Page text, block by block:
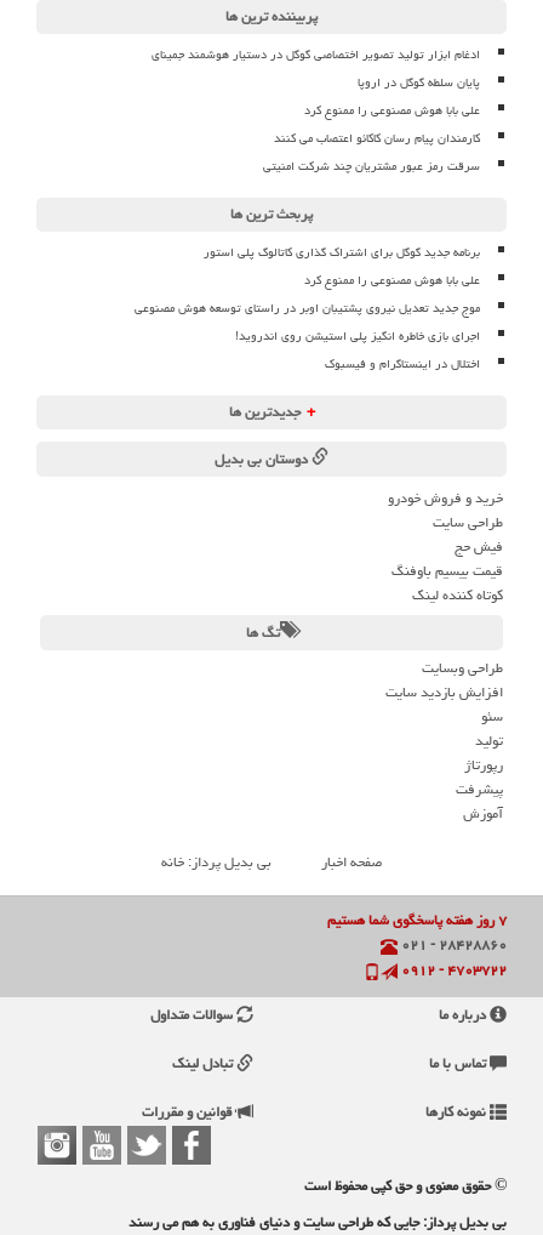
پربیننده ترین ها
ادغام ابزار تولید تصویر اختصاصی گوگل در دستیار هوشمند جمینای
پایان سلطه گوگل در اروپا
علی بابا هوش مصنوعی را ممنوع کرد
کارمندان پیام رسان کاکائو اعتصاب می کنند
سرقت رمز عبور مشتریان چند شرکت امنیتی
پربحث ترین ها
برنامه جدید گوگل برای اشتراک گذاری کاتالوگ پلی استور
علی بابا هوش مصنوعی را ممنوع کرد
موج جدید تعدیل نیروی پشتیبان اوبر در راستای توسعه هوش مصنوعی
اجرای بازی خاطره انگیز پلی استیشن روی اندروید!
اختلال در اینستاگرام و فیسبوک
+ جدیدترین ها
دوستان بی بدیل
خرید و فروش خودرو
طراحی سایت
فیش حج
قیمت بیسیم باوفنگ
کوتاه کننده لینک
تگ ها
طراحی وبسایت
افزایش بازدید سایت
سئو
تولید
رپورتاژ
پیشرفت
آموزش
صفحه اخبار
بی بدیل پرداز: خانه
۷ روز هفته پاسخگوی شما هستیم
۲۸۴۲۸۸۶۰ - ۰۲۱
۴۷۰۳۷۲۲ - ۰۹۱۲
درباره ما
تماس با ما
نمونه کارها
سوالات متداول
تبادل لینک
قوانین و مقررات
© حقوق معنوی و حق کپی محفوظ است
بی بدیل پرداز: جایی که طراحی سایت و دنیای فناوری به هم می رسند